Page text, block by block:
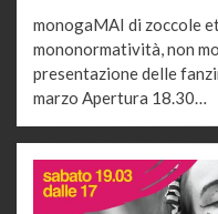
monogaMAI di zoccole
mononormatività, non
presentazione delle
marzo Apertura 18.30…